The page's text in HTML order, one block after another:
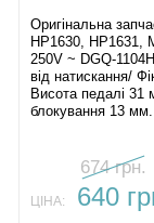
Оригінальна
HP1630, HP1631,
250V ~ DGQ-
від натискання/
Висота педалі
блокування 13 мм.
674 грн.
ЦІНА: 640